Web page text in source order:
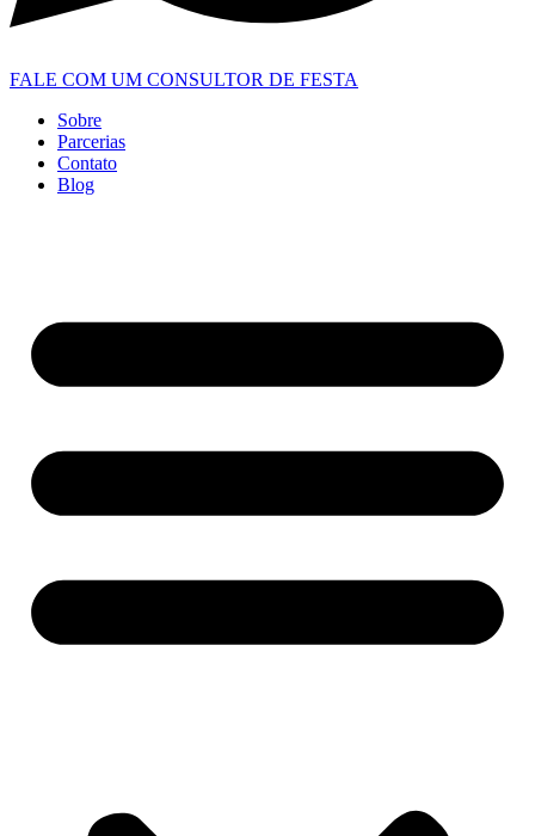
FALE COM UM CONSULTOR DE FESTA
Sobre
Parcerias
Contato
Blog